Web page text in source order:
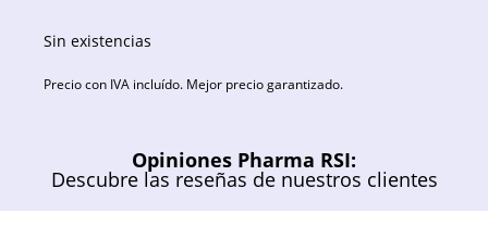
Sin existencias
Precio con IVA incluído. Mejor precio garantizado.
Opiniones Pharma RSI:
Descubre las reseñas de nuestros clientes